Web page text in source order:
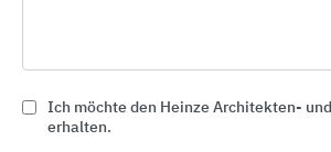
Maßnahmen zur Förderung von
Umweltzertifizierungen. Als
sieht sich Boon Edam in der
Ich möchte den Heinze Architekten-
erhalten.